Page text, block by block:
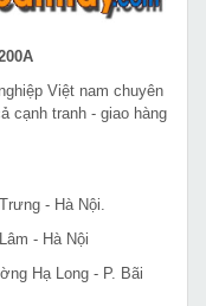
Việt nam chuyên
cạnh tranh - giao hàng
- Hà Nội.
- Hà Nội
Hạ Long - P. Bãi